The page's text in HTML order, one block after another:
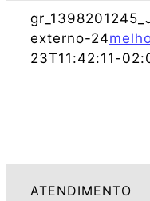
externo-24
23T11:42:11-
ATENDIMENTO